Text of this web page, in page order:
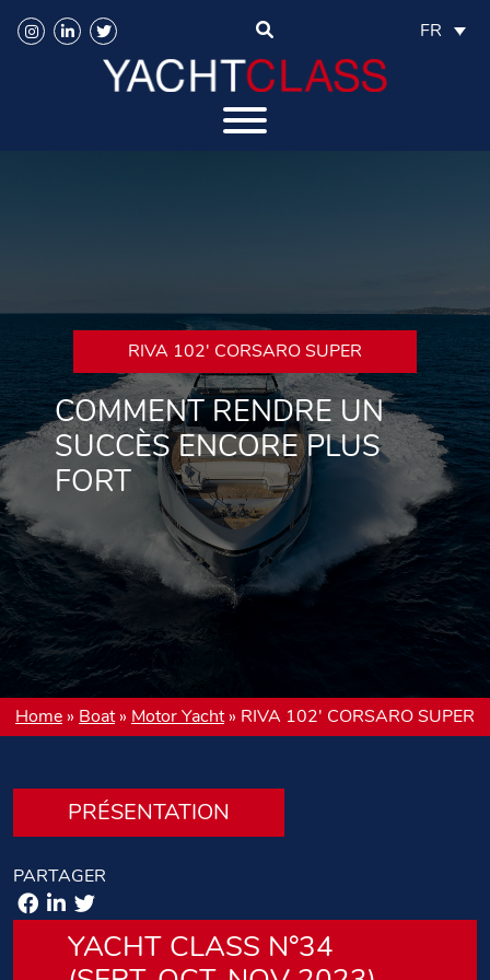
FR
RIVA 102′ CORSARO SUPER
COMMENT RENDRE UN
SUCCÈS ENCORE PLUS
FORT
Home » Boat» Motor Yacht» RIVA 102′ CORSARO SUPER
PRÉSENTATION
PARTAGER
YACHT CLASS N°34